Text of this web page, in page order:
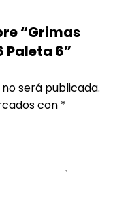
“Grimas
Paleta 6”
será publicada.
con *